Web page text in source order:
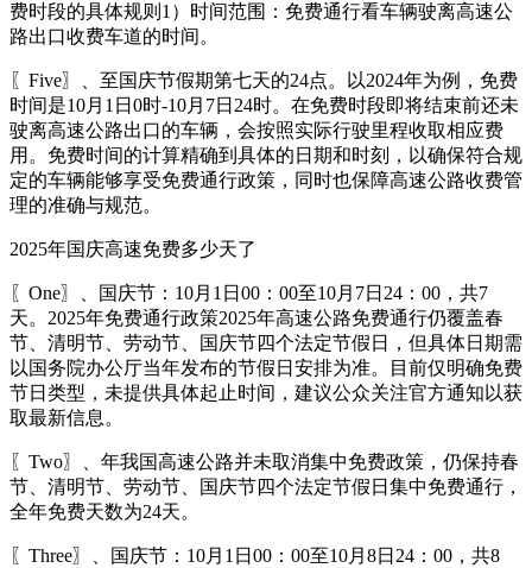
费时段的具体规则1）时间范围：免费通行看车辆驶离高速公
路出口收费车道的时间。
〖Five〗、至国庆节假期第七天的24点。以2024年为例，免费
时间是10月1日0时-10月7日24时。在免费时段即将结束前还未
驶离高速公路出口的车辆，会按照实际行驶里程收取相应费
用。免费时间的计算精确到具体的日期和时刻，以确保符合规
定的车辆能够享受免费通行政策，同时也保障高速公路收费管
理的准确与规范。
2025年国庆高速免费多少天了
〖One〗、国庆节：10月1日00：00至10月7日24：00，共7
天。2025年免费通行政策2025年高速公路免费通行仍覆盖春
节、清明节、劳动节、国庆节四个法定节假日，但具体日期需
以国务院办公厅当年发布的节假日安排为准。目前仅明确免费
节日类型，未提供具体起止时间，建议公众关注官方通知以获
取最新信息。
〖Two〗、年我国高速公路并未取消集中免费政策，仍保持春
节、清明节、劳动节、国庆节四个法定节假日集中免费通行，
全年免费天数为24天。
〖Three〗、国庆节：10月1日00：00至10月8日24：00，共8